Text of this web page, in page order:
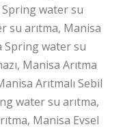
water su
su arıtma, Manisa
Spring water su
Manisa Arıtma
Arıtmalı Sebil
water su arıtma,
Manisa Evsel